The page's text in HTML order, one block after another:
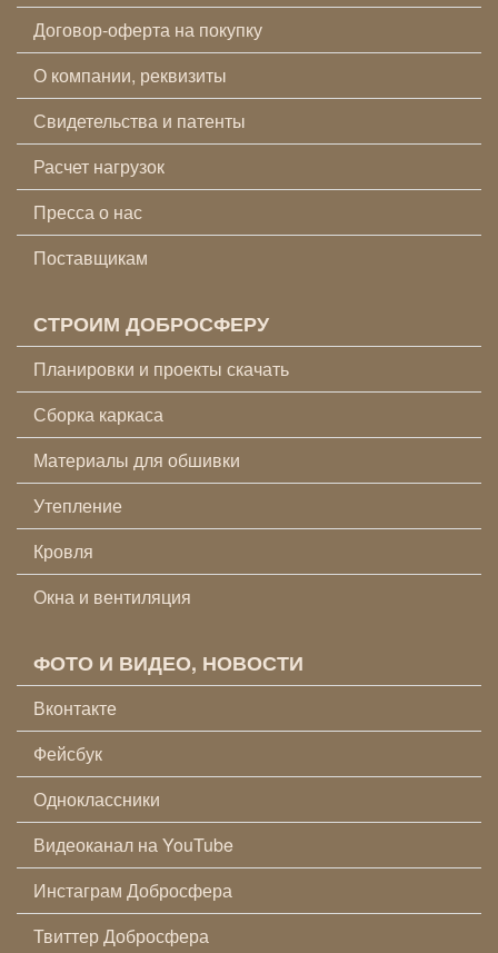
Договор-оферта на покупку
О компании, реквизиты
Свидетельства и патенты
Расчет нагрузок
Пресса о нас
Поставщикам
СТРОИМ ДОБРОСФЕРУ
Планировки и проекты скачать
Сборка каркаса
Материалы для обшивки
Утепление
Кровля
Окна и вентиляция
ФОТО И ВИДЕО, НОВОСТИ
Вконтакте
Фейсбук
Одноклассники
Видеоканал на YouTube
Инстаграм Добросфера
Твиттер Добросфера